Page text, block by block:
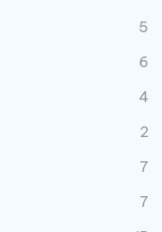
5
6
4
2
7
7